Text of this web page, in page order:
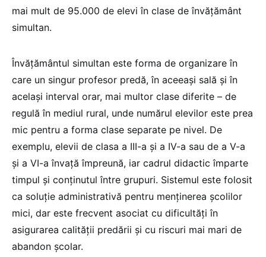
mai mult de 95.000 de elevi în clase de învățământ
simultan.
Învățământul simultan este forma de organizare în
care un singur profesor predă, în aceeași sală și în
același interval orar, mai multor clase diferite – de
regulă în mediul rural, unde numărul elevilor este prea
mic pentru a forma clase separate pe nivel. De
exemplu, elevii de clasa a III-a și a IV-a sau de a V-a
și a VI-a învață împreună, iar cadrul didactic împarte
timpul și conținutul între grupuri. Sistemul este folosit
ca soluție administrativă pentru menținerea școlilor
mici, dar este frecvent asociat cu dificultăți în
asigurarea calității predării și cu riscuri mai mari de
abandon școlar.